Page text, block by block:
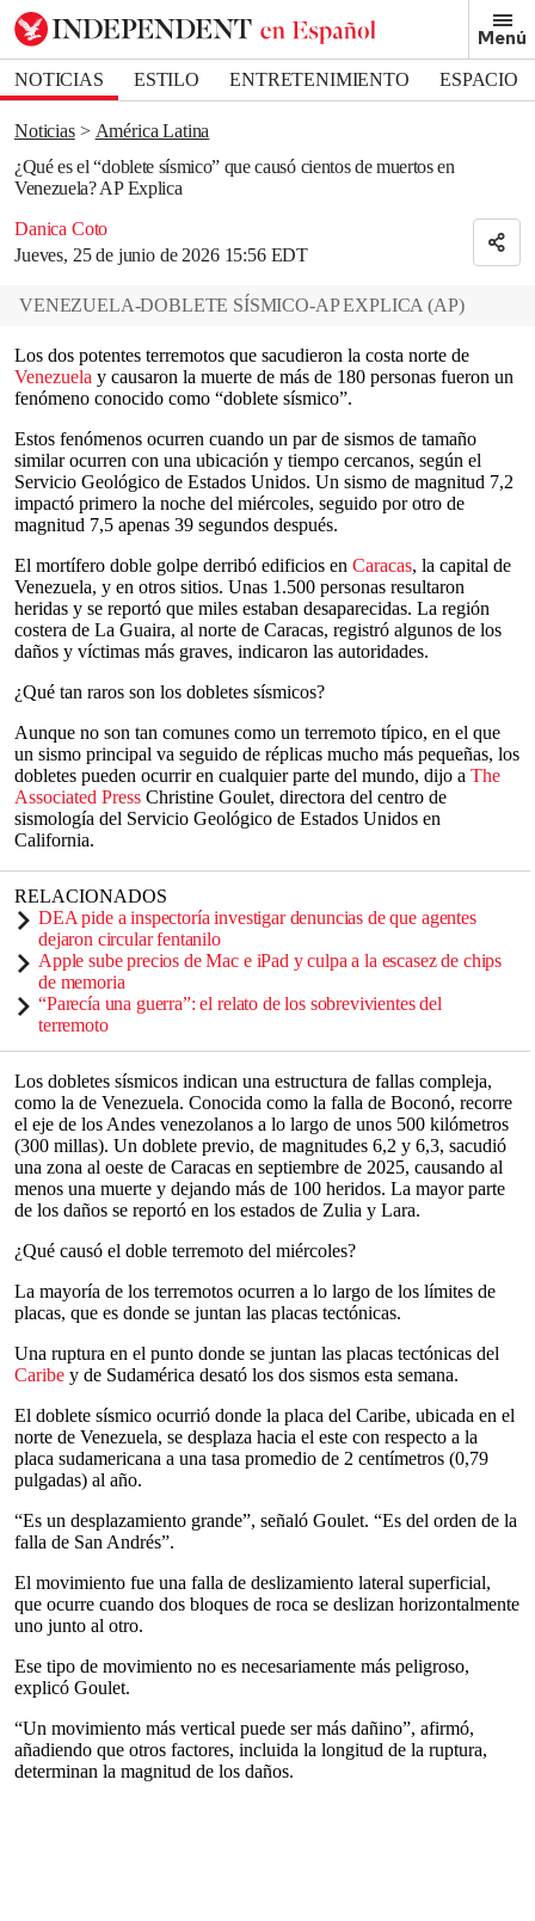
Menú
NOTICIAS ESTILO ENTRETENIMIENTO
ESPACIO
DEPORTES
Noticias
América Latina
¿Qué es el “doblete sísmico” que causó cientos de muertos en
Venezuela? AP Explica
Danica Coto
Jueves, 25 de junio de 2026 15:56 EDT
Bookmark popover
Removed from bookmarks
Close popover
VENEZUELA-DOBLETE SÍSMICO-AP EXPLICA (AP)
Los dos potentes terremotos que sacudieron la costa norte de
Venezuela y causaron la muerte de más de 180 personas fueron un
fenómeno conocido como “doblete sísmico”.
Estos fenómenos ocurren cuando un par de sismos de tamaño
similar ocurren con una ubicación y tiempo cercanos, según el
Servicio Geológico de Estados Unidos. Un sismo de magnitud 7,2
impactó primero la noche del miércoles, seguido por otro de
magnitud 7,5 apenas 39 segundos después.
El mortífero doble golpe derribó edificios en Caracas, la capital de
Venezuela, y en otros sitios. Unas 1.500 personas resultaron
heridas y se reportó que miles estaban desaparecidas. La región
costera de La Guaira, al norte de Caracas, registró algunos de los
daños y víctimas más graves, indicaron las autoridades.
¿Qué tan raros son los dobletes sísmicos?
Aunque no son tan comunes como un terremoto típico, en el que
un sismo principal va seguido de réplicas mucho más pequeñas, los
dobletes pueden ocurrir en cualquier parte del mundo, dijo a The
Associated Press Christine Goulet, directora del centro de
sismología del Servicio Geológico de Estados Unidos en
California.
RELACIONADOS
DEA pide a inspectoría investigar denuncias de que agentes
dejaron circular fentanilo
Apple sube precios de Mac e iPad y culpa a la escasez de chips
de memoria
“Parecía una guerra”: el relato de los sobrevivientes del
terremoto
Los dobletes sísmicos indican una estructura de fallas compleja,
como la de Venezuela. Conocida como la falla de Boconó, recorre
el eje de los Andes venezolanos a lo largo de unos 500 kilómetros
(300 millas). Un doblete previo, de magnitudes 6,2 y 6,3, sacudió
una zona al oeste de Caracas en septiembre de 2025, causando al
menos una muerte y dejando más de 100 heridos. La mayor parte
de los daños se reportó en los estados de Zulia y Lara.
¿Qué causó el doble terremoto del miércoles?
La mayoría de los terremotos ocurren a lo largo de los límites de
placas, que es donde se juntan las placas tectónicas.
Una ruptura en el punto donde se juntan las placas tectónicas del
Caribe y de Sudamérica desató los dos sismos esta semana.
El doblete sísmico ocurrió donde la placa del Caribe, ubicada en el
norte de Venezuela, se desplaza hacia el este con respecto a la
placa sudamericana a una tasa promedio de 2 centímetros (0,79
pulgadas) al año.
“Es un desplazamiento grande”, señaló Goulet. “Es del orden de la
falla de San Andrés”.
El movimiento fue una falla de deslizamiento lateral superficial,
que ocurre cuando dos bloques de roca se deslizan horizontalmente
uno junto al otro.
Ese tipo de movimiento no es necesariamente más peligroso,
explicó Goulet.
“Un movimiento más vertical puede ser más dañino”, afirmó,
añadiendo que otros factores, incluida la longitud de la ruptura,
determinan la magnitud de los daños.